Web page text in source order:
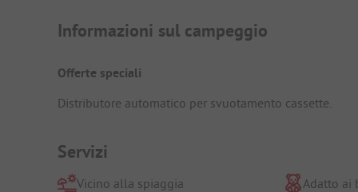
Presentazione del
Informazioni sul campeggio
Offerte speciali
Distributore automatico per svuotamento cassette.
Servizi
Vicino alla spiaggia
Adatto ai